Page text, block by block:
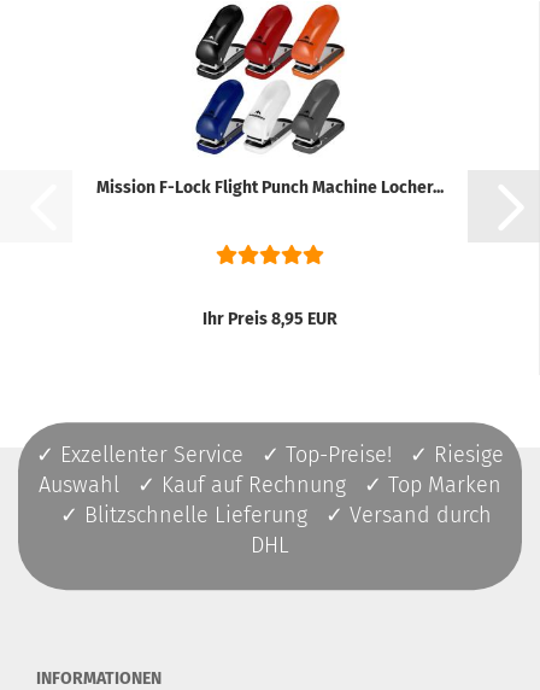
Mission F-Lock Flight Punch Machine Locher...
Ihr Preis 8,95 EUR
✓ Exzellenter Service ✓ Top-Preise! ✓ Riesige
Auswahl ✓ Kauf auf Rechnung ✓ Top Marken
✓ Blitzschnelle Lieferung ✓ Versand durch
DHL
INFORMATIONEN